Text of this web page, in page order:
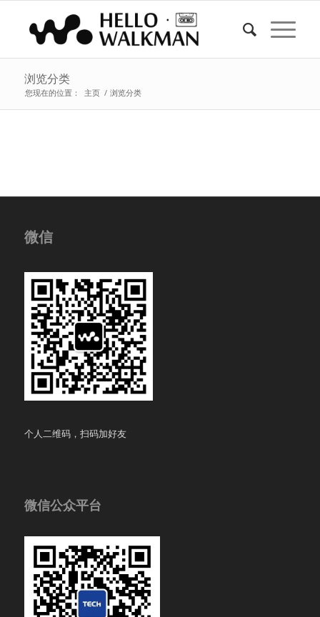
浏览分类
您现在的位置： 主页 / 浏览分类
微信
个人二维码，扫码加好友
微信公众平台